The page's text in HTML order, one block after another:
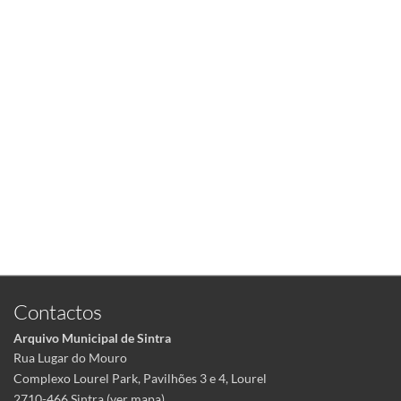
Contactos
Arquivo Municipal de Sintra
Rua Lugar do Mouro
Complexo Lourel Park, Pavilhões 3 e 4, Lourel